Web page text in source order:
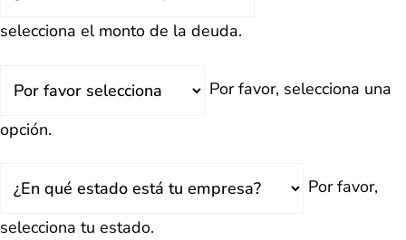
Deuda
selecciona el monto de la deuda.
Por favor, selecciona una
opción.
Por favor,
selecciona tu estado.